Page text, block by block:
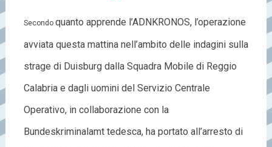
Secondo quanto apprende l’ADNKRONOS, l’operazione
avviata questa mattina nell’ambito delle indagini sulla
strage di Duisburg dalla Squadra Mobile di Reggio
Calabria e dagli uomini del Servizio Centrale
Operativo, in collaborazione con la
Bundeskriminalamt tedesca, ha portato all’arresto di